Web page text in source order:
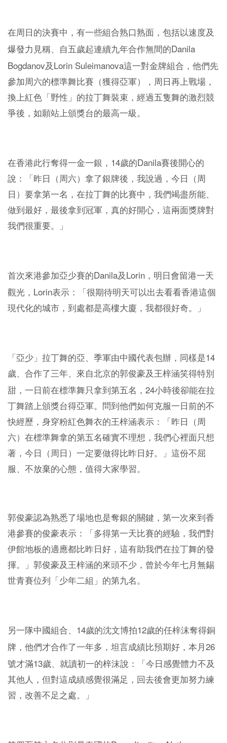
在周日的決賽中，有一些組合熟口熟面，包括以速度及
爆發力見稱、自五歲起連續九年合作無間的Danila
Bogdanov及 Lorin Suleimanova這一對金牌組合，他們先
參加周六的標準舞比賽（獲得亞軍），周日再上戰場，
換上紅色「野性」的拉丁舞裝束，經過五隻舞的激烈競
爭後，如願站上頒獎台的最高一級。
在香港此行奪得一金一銀， 14歲的Danila賽後開心的
說：「昨日（周六）拿了銀牌後，我說過，今日（周
日）要拿第一名，在拉丁舞的比賽中，我們竭盡所能、
做到最好，最後拿到冠軍，真的好開心，這兩面獎牌對
我們很重要。」
首次來港參加亞少賽的Danila及 Lorin ，明日會留港一天
觀光， Lorin表示：「很期待明天可以出去看看香港這個
現代化的城市，到處都是高樓大廈，我都很好奇。」
「亞少」拉丁舞的亞、季軍由中國代表包辦，同樣是14
歲、合作了三年、來自北京的郭俊豪及王梓涵笑得特別
甜，一日前在標準舞只拿到第五名， 24小時後卻能在拉
丁舞踏上頒獎台得亞軍。問到他們如何克服一日前的不
快經歷，身穿粉紅色舞衣的王梓涵表示：「昨日（周
六）在標準舞拿的第五名確實不理想，我們心裡面只想
著，今日（周日）一定要做得比昨日好。」這份不屈
服、不放棄的心態，值得大家學習。
郭俊豪認為熟悉了場地也是奪銀的關鍵，第一次來到香
港參賽的俊豪表示：「多得第一天比賽的經驗，我們對
伊館地板的適應都比昨日好，這有助我們在拉丁舞的發
揮。」郭俊豪及王梓涵的來頭不少，曾於今年七月無錫
世青賽位列「少年二組」的第九名。
另一隊中國組合、 14歲的沈文博拍12歲的任梓沫奪得銅
牌，他們才合作了一年多，坦言成績比預期好，本月 26
號才滿13歲、就讀初一的梓沫說：「今日感覺體力不及
其他人，但對這成績感覺很滿足，回去後會更加努力練
習，改善不足之處。」